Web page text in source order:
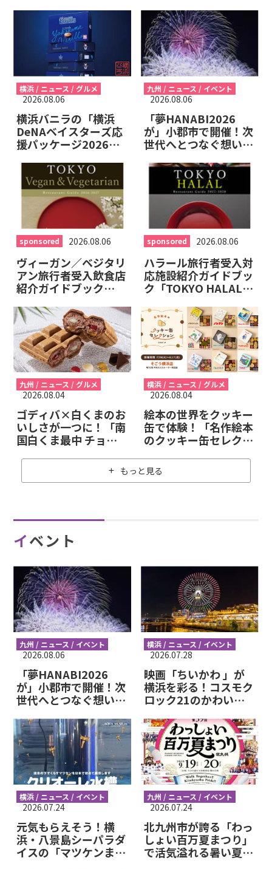
横浜 / ニュース / グルメ
2026.08.06
横浜バニラの「横浜
DeNAベイスターズ応
援パッケージ2026」
ったコラボが帰ってく
る！
九州 / ニュース / イベント
2026.08.06
「夢HANABI2026
が」小郡市で開催！次
世代へとつなぐ想いを
花火大会
sponsored 2026.08.06
ヴィーガン／ベジタリ
アン旅行者受入飲食店
紹介ガイドブック
Vegetarian
Restaurant Guide
2027-2028」掲載施
設を募集します！
sponsored 2026.08.06
ハラール旅行者受入対
応施設紹介ガイドブッ
ク「TOKYO HALAL
2027-2028」掲載施
設を募集します！
九州 / ニュース / グルメ
2026.08.04
ゴディバ×白くまのお
いしさが一つに！「南
国白くま最中 チョコ
横浜 / ニュース / グルメ
2026.08.04
絵本の世界をクッキー
缶で体験！「名作絵本
のクッキー缶セレクシ
アップストアがそごう
横浜に登場！
もっと見る
イベント
九州 / ニュース / イベント
2026.08.06
「夢HANABI2026
が」小郡市で開催！次
世代へとつなぐ想いを
花火大会
横浜 / ニュース / イベント
2026.07.28
映画「ちいかわ 」が
横浜を彩る！コスモク
ロック21のかわいす
に行こう！
横浜 / ニュース / イベント
2026.07.24
元気もらえそう！横
浜・八景島シーパラダ
イスの「マツケンまみ
九州 / ニュース / イベント
2026.07.24
北九州市が誇る「わっ
しょい百万夏まつり」
で活気溢れる暑い夏を